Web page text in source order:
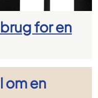
for en
om en